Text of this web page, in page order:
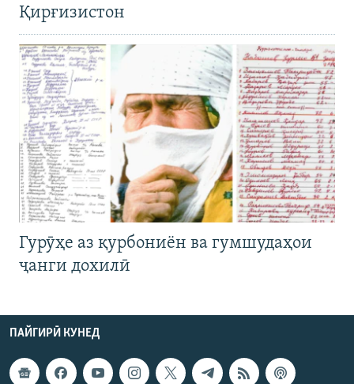
Қирғизистон
Гурӯҳе аз қурбониён ва гумшудаҳои
ҷанги дохилӣ
ПАЙГИРӢ КУНЕД